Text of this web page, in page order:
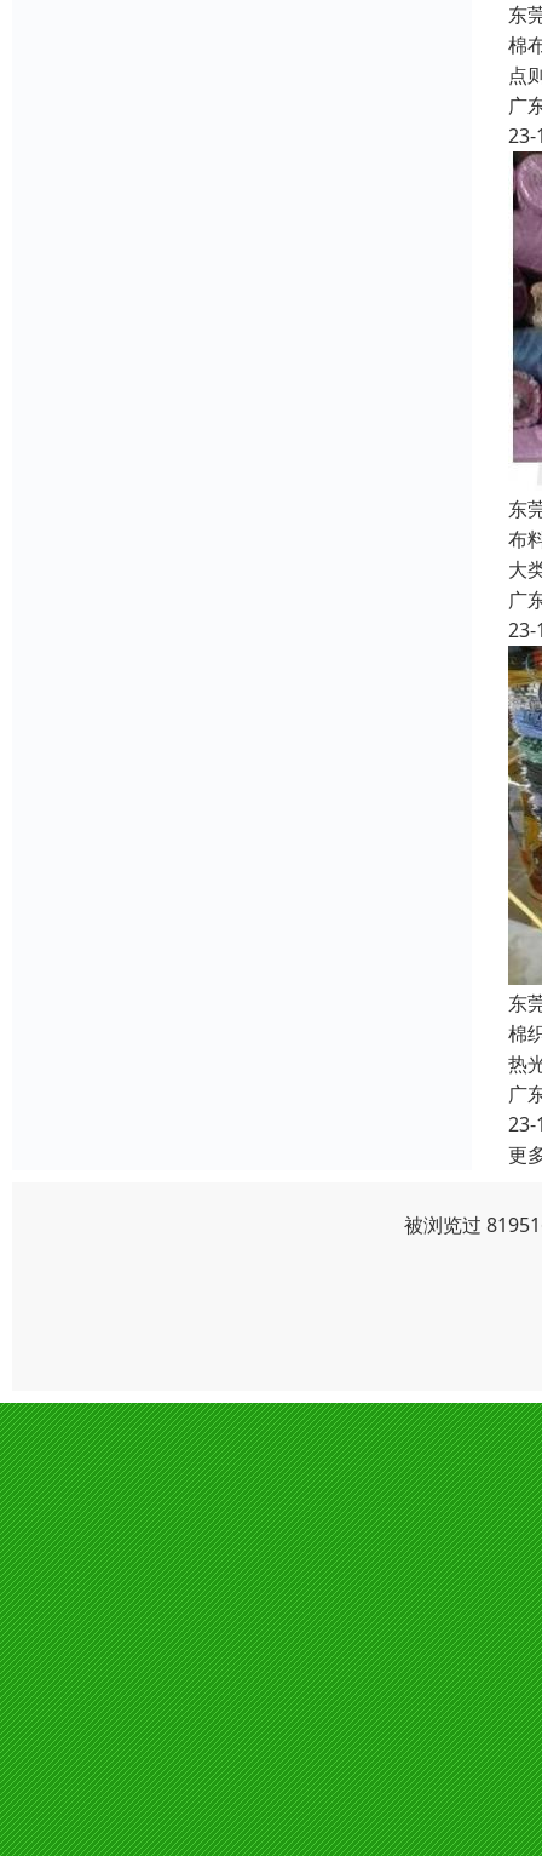
东
棉
点
广
23-
东
布
大
广
23-
东
棉
热
广
23-
更
被浏览过